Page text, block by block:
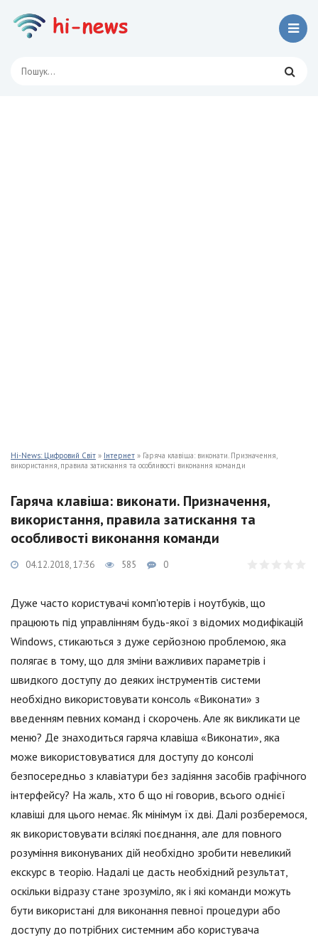
Hi-News: Цифровий Світ » Інтернет » Гаряча клавіша: виконати. Призначення,
використання, правила затискання та особливості виконання команди
Гаряча клавіша: виконати. Призначення,
використання, правила затискання та
особливості виконання команди
04.12.2018, 17:36 585 0
Дуже часто користувачі комп'ютерів і ноутбуків, що
працюють під управлінням будь-якої з відомих модифікацій
Windows, стикаються з дуже серйозною проблемою, яка
полягає в тому, що для зміни важливих параметрів і
швидкого доступу до деяких інструментів системи
необхідно використовувати консоль «Виконати» з
введенням певних команд і скорочень. Але як викликати це
меню? Де знаходиться гаряча клавіша «Виконати», яка
може використовуватися для доступу до консолі
безпосередньо з клавіатури без задіяння засобів графічного
інтерфейсу? На жаль, хто б що ні говорив, всього однієї
клавіші для цього немає. Як мінімум їх дві. Далі розберемося,
як використовувати всілякі поєднання, але для повного
розуміння виконуваних дій необхідно зробити невеликий
екскурс в теорію. Надалі це дасть необхідний результат,
оскільки відразу стане зрозуміло, як і які команди можуть
бути використані для виконання певної процедури або
доступу до потрібних системним або користувача